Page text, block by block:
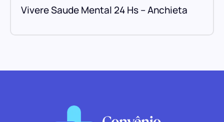
Vivere Saude Mental 24 Hs – Anchieta